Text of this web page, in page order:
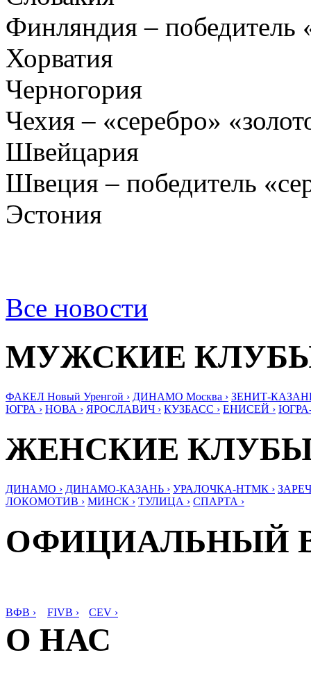
Финляндия – победитель
Хорватия
Черногория
Чехия – «серебро»
Швейцария
Швеция – победитель
Эстония
Все новости
МУЖСКИЕ
ФАКЕЛ Новый Уренгой › ДИНАМО Москва › ЗЕНИТ-
ЮГРА › НОВА › ЯРОСЛАВИЧ › КУЗБАСС › ЕНИСЕЙ ›
ЖЕНСКИЕ
ДИНАМО › ДИНАМО-КАЗАНЬ › УРАЛОЧКА-НТМК ›
ЛОКОМОТИВ › МИНСК › ТУЛИЦА › СПАРТА ›
ОФИЦИАЛЬНЫЙ
ВФВ › FIVB › CEV ›
О НАС